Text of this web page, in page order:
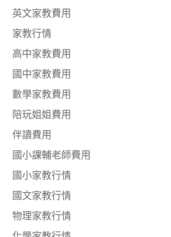
英文家教費用
家教行情
高中家教費用
國中家教費用
數學家教費用
陪玩姐姐費用
伴讀費用
國小課輔老師費用
國小家教行情
國文家教行情
物理家教行情